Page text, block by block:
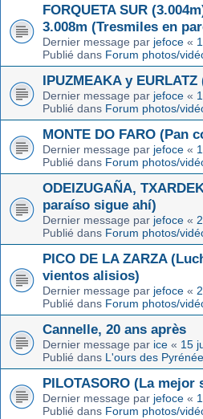
FORQUETA SUR
3.008m (Tresmiles en
Dernier message par jefoce «
Publié dans Forum photos/
IPUZMEAKA y
Dernier message par jefoce «
Publié dans Forum photos/
MONTE DO FARO (Pan
Dernier message par jefoce «
Publié dans Forum photos/
ODEIZUGAÑA,
paraíso sigue ahí)
Dernier message par jefoce «
Publié dans Forum photos/
PICO DE LA ZARZA
vientos alisios)
Dernier message par jefoce «
Publié dans Forum photos/
Cannelle, 20 ans après
Dernier message par ice « 15
Publié dans L'ours des
PILOTASORO (La mejor
Dernier message par jefoce «
Publié dans Forum photos/